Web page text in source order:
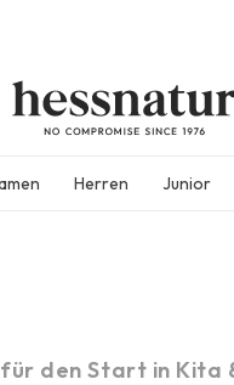
Herren Junior
alles
FINAL SALE
den Start in Kita